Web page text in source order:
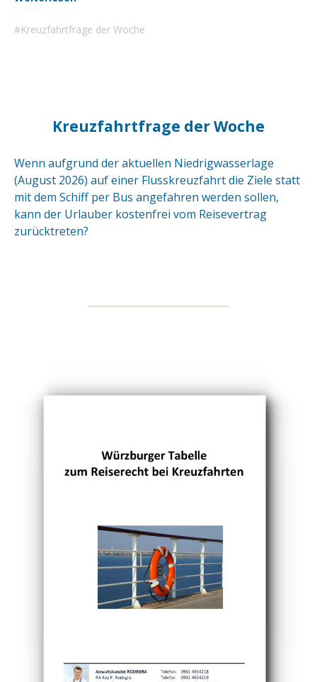
Kreuzfahrtfrage der Woche
Kreuzfahrtfrage der Woche
Wenn aufgrund der aktuellen Niedrigwasserlage
(August 2026) auf einer Flusskreuzfahrt die Ziele statt
mit dem Schiff per Bus angefahren werden sollen,
kann der Urlauber kostenfrei vom Reisevertrag
zurücktreten?